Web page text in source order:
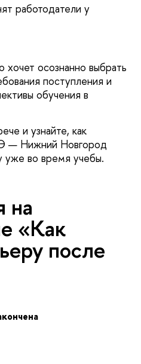
работодатели у
хочет осознанно выбрать
поступления и
обучения
и узнайте, как
— Нижний Новгород
уже во время учебы.
на
«Как
после